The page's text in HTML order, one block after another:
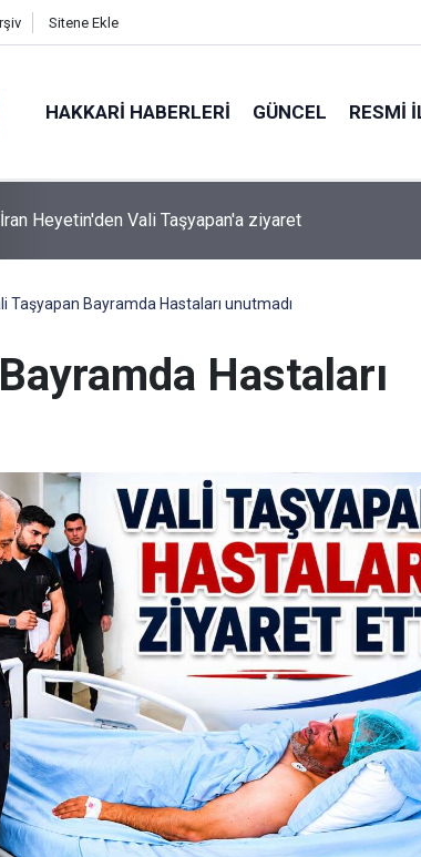
Sitene Ekle
HAKKARI HABERLERI GÜNCEL RESMI
İran Sınırında 7 Kilo 720 Gram Eroin ele geçirildi
Taşyapan Bayramda Hastaları unutmadı
Hastaları